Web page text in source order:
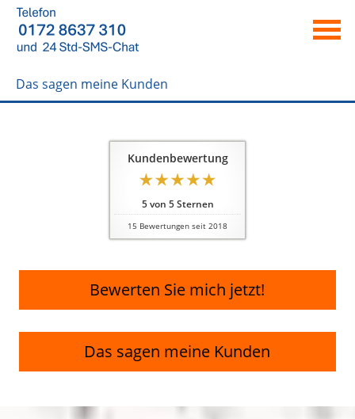
Das sagen meine Kunden
Kundenbewertung
5von 5Sternen
15 Bewertungen seit 2018
Bewerten Sie mich jetzt!
Das sagen meine Kunden